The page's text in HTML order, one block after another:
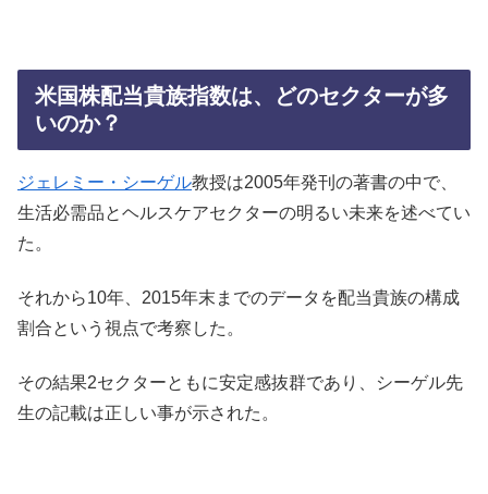
米国株配当貴族指数は、どのセクターが多
いのか？
ジェレミー・シーゲル教授は2005年発刊の著書の中で、
生活必需品とヘルスケアセクターの明るい未来を述べてい
た。
それから10年、2015年末までのデータを配当貴族の構成
割合という視点で考察した。
その結果2セクターともに安定感抜群であり、シーゲル先
生の記載は正しい事が示された。